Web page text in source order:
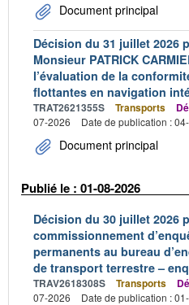
Document principal
Décision du 31 juillet 2026
Monsieur PATRICK
l’évaluation de la
flottantes en navigation
TRAT2621355S Transports
07-2026
Date de publication :
Document principal
Publié le : 01-08-2026
Décision du 30 juillet 2026
commissionnement
permanents au bureau
de transport terrestre –
TRAV2618308S Transports
07-2026
Date de publication :